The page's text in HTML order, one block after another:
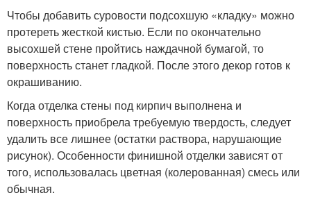
Чтобы добавить суровости подсохшую «кладку» можно
протереть жесткой кистью. Если по окончательно
высохшей стене пройтись наждачной бумагой, то
поверхность станет гладкой. После этого декор готов к
окрашиванию.
Когда отделка стены под кирпич выполнена и
поверхность приобрела требуемую твердость, следует
удалить все лишнее (остатки раствора, нарушающие
рисунок). Особенности финишной отделки зависят от
того, использовалась цветная (колерованная) смесь или
обычная.